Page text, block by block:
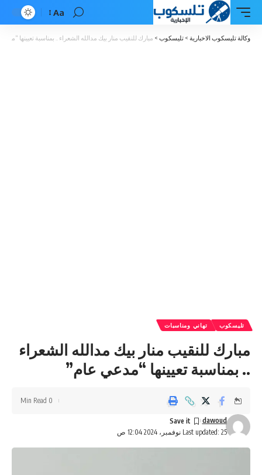
Font
Resizer
Aa
وكالة تليسكوب الاخبارية > تليسكوب > مبارك للنقيب منار بيك مدالله الشعراء .. بمناسبة تعيينها
تليسكوب تهاني ومناسبات
مبارك للنقيب منار بيك مدالله الشعراء
.. بمناسبة تعيينها “مدعي عام”
Last updated: 25 نوفمبر، 2024 12:04 ص
dawoud
0 Min Read